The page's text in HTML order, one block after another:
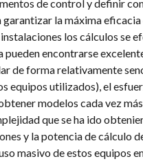
de control y definir
la máxima eficacia
los cálculos se
pueden encontrarse
de forma relativamente
equipos utilizados), el
modelos cada vez
que se ha ido
y la potencia de cálculo
masivo de estos equipos